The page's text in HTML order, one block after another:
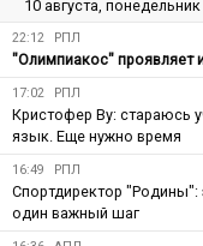
10 августа, понедельник
22:12 РПЛ
"Олимпиакос" проявляет
17:02 РПЛ
Кристофер Ву: стараюсь
язык. Еще нужно время
16:49 РПЛ
Спортдиректор "Родины":
один важный шаг